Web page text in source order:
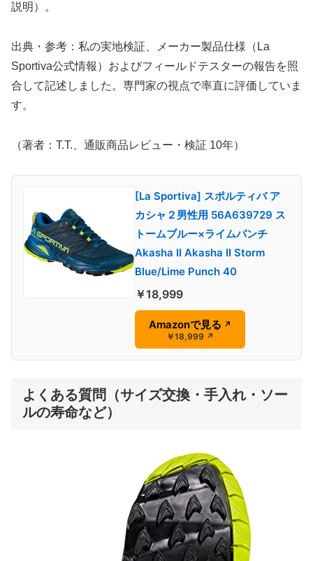
説明）。
出典・参考：私の実地検証、メーカー製品仕様（La
Sportiva公式情報）およびフィールドテスターの報告を照
合して記述しました。専門家の視点で率直に評価していま
す。
（著者：T.T.、通販商品レビュー・検証 10年）
[La Sportiva] スポルティバ ア
カシャ２男性用 56A639729 ス
トームブルー×ライムパンチ
Akasha II Akasha II Storm
Blue/Lime Punch 40
￥18,999
Amazonで見る ↗
￥18,999 ↗
よくある質問（サイズ交換・手入れ・ソー
ルの寿命など）